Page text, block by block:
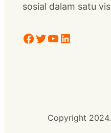
sosial dalam satu
Facebook Twitter YouTube LinkedIn
Copyright